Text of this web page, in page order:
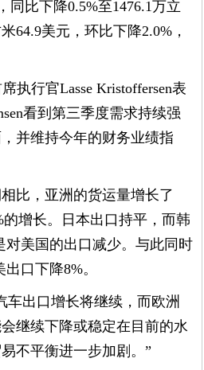
同比下降0.5%至1476.1万立
64.9美元，环比下降2.0%，
执行官Lasse Kristoffersen表
看到第三季度需求持续强
并维持今年的财务业绩指
比，亚洲的货运量增长了
的增长。日本出口持平，而韩
对美国的出口减少。与此同时
口下降8%。
车出口增长将继续，而欧洲
继续下降或稳定在目前的水
不平衡进一步加剧。”